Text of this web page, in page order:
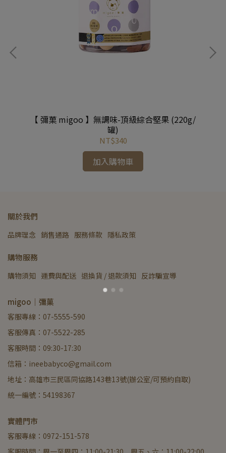
【 彌菓 migoo 】無調味-頂級綜合堅果 (220g/
罐)
NT$340
加入購物車
關於我們
品牌理念 銷售通路 服務條款 隱私政策
購物服務
購物須知 運費與配送 退換貨 / 退款須知 反詐騙宣導
migoo｜彌菓
客服專線：07-5555-590
客服傳真：07-5522-285
客服時間：09:30-17:30
信箱：ineebabyco@gmail.com
地址：高雄市三民區同協路143巷13號(辦公室/可預約自取)
統一編號：54198367
實體門市
客服專線：0972-151-578